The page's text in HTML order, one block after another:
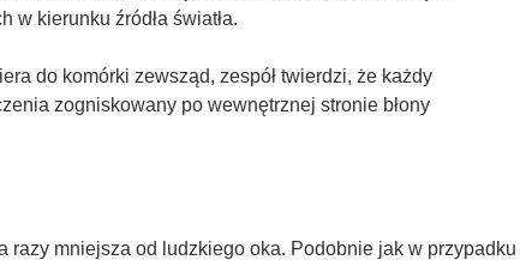
w kierunku źródła światła.
do komórki zewsząd, zespół twierdzi, że każdy
zogniskowany po wewnętrznej stronie błony
razy mniejsza od ludzkiego oka. Podobnie jak w przypadku